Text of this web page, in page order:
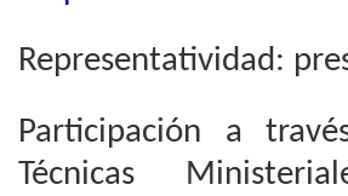
Representatividad:
Participación a
Técnicas